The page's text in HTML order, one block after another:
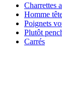
Charrettes
Homme
Poignets
Plutôt
Carrés